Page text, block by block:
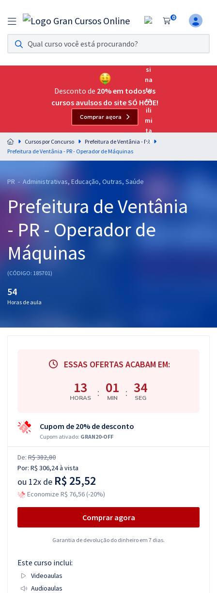
0
Assinatura Ilimitada 11
Acesso a todos os cursos. Teste grátis por 7 dias!
Assinatura OAB Até Passar
Acesso ilimitado a toda preparação para o Exame da
Residências Multiprofissionais
Preparação completa e intensiva para as principais
residências em saúde do Brasil
Cursos 20% OFF
Graduação
OAB
Mentorias
Desconto de 20% em todos os
cursos avulsos do site SÓ HOJE!
Comprar agora
Cursos por Concurso
Prefeitura de Ventânia - PR
Prefeitura de Ventânia - PR - Operador de Máquinas
PR - Administrativas, Educação, Outras, Saúde
Prefeitura de Ventânia
- PR - Operador de
Máquinas
(CÓDIGO: 185701)
54
Horas de aula
ESSAS OFERTAS ACABAM EM:
13
HORAS : 01
MIN : 33
SEG
Cupom de 20% de desconto
Cupom ativado: GRAN20-OFF
De: R$ 382,80
Por: R$ 306,24à vista
ou 12x de R$ 25,52
Economize R$ 76,56 (-20%)
Comprar agora
Garantia de devolução do dinheiro em 7 dias.
Este curso inclui:
Videoaulas
Audioaulas